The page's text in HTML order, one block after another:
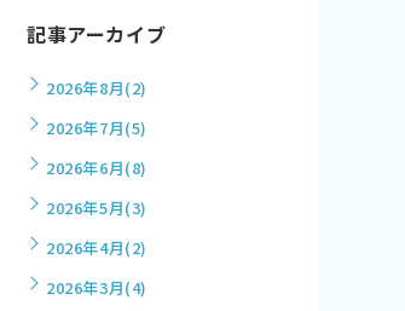
記事アーカイブ
2026年8月(2)
2026年7月(5)
2026年6月(8)
2026年5月(3)
2026年4月(2)
2026年3月(4)